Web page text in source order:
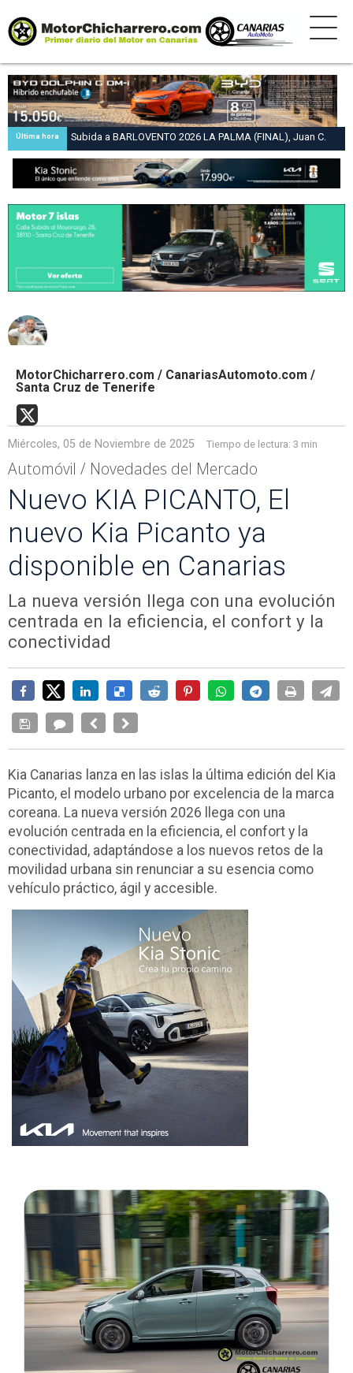
Última hora
Subida a BARLOVENTO 2026 LA PALMA (FINAL), Juan C.
Brito y Carlos A. Pérez hacen suya la victoria en la 47 Subida
a Barlovento
MotorChicharrero.com / CanariasAutomoto.com /
Santa Cruz de Tenerife
Miércoles, 05 de Noviembre de 2025 Tiempo de lectura: 3 min
Automóvil / Novedades del Mercado
Nuevo KIA PICANTO, El
nuevo Kia Picanto ya
disponible en Canarias
La nueva versión llega con una evolución
centrada en la eficiencia, el confort y la
conectividad
Kia Canarias lanza en las islas la última edición del Kia
Picanto, el modelo urbano por excelencia de la marca
coreana. La nueva versión 2026 llega con una
evolución centrada en la eficiencia, el confort y la
conectividad, adaptándose a los nuevos retos de la
movilidad urbana sin renunciar a su esencia como
vehículo práctico, ágil y accesible.